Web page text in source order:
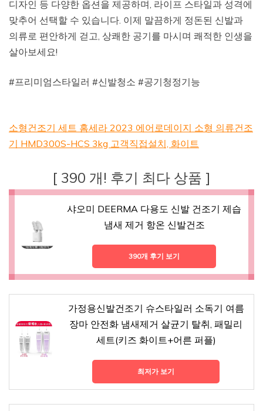
디자인 등 다양한 옵션을 제공하며, 라이프 스타일과 성격에
맞추어 선택할 수 있습니다. 이제 말끔하게 정돈된 신발과
의류로 편안하게 걷고, 상쾌한 공기를 마시며 쾌적한 인생을
살아보세요!
#프리미엄스타일러 #신발청소 #공기청정기능
소형건조기 세트 홈세라 2023 에어로데이지 소형 의류건조
기 HMD300S-HCS 3kg 고객직접설치, 화이트
[ 390 개! 후기 최다 상품 ]
샤오미 DEERMA 다용도 신발 건조기 제습
냄새 제거 항온 신발건조
390개 후기 보기
가정용신발건조기 슈스타일러 소독기 여름
장마 안전화 냄새제거 살균기 탈취, 패밀리
세트(키즈 화이트+어른 퍼플)
최저가 보기